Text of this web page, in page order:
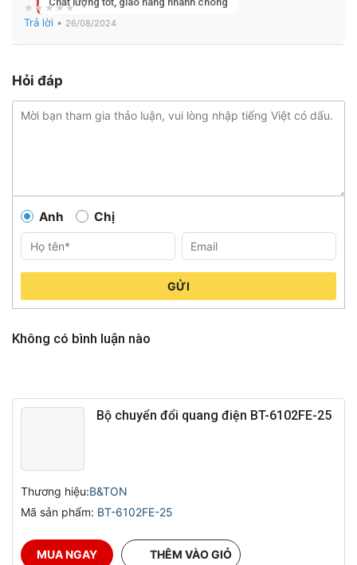
Trả lời • 26/08/2024
Hỏi đáp
Anh Chị
GỬI
Không có bình luận nào
Bộ chuyển đổi quang điện BT-6102FE-25
Thương hiệu:B&TON
Mã sản phẩm: BT-6102FE-25
MUA NGAY THÊM VÀO GIỎ